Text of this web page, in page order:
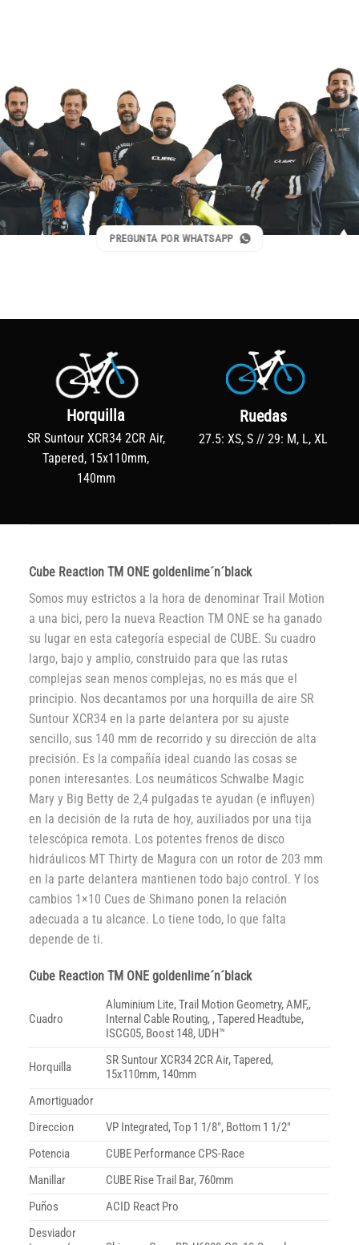
PREGUNTA POR WHATSAPP
Horquilla
SR Suntour XCR34 2CR Air,
Tapered, 15x110mm,
140mm
Ruedas
27.5: XS, S // 29: M, L, XL
Cube Reaction TM ONE goldenlime´n´black
Somos muy estrictos a la hora de denominar Trail Motion
a una bici, pero la nueva Reaction TM ONE se ha ganado
su lugar en esta categoría especial de CUBE. Su cuadro
largo, bajo y amplio, construido para que las rutas
complejas sean menos complejas, no es más que el
principio. Nos decantamos por una horquilla de aire SR
Suntour XCR34 en la parte delantera por su ajuste
sencillo, sus 140 mm de recorrido y su dirección de alta
precisión. Es la compañía ideal cuando las cosas se
ponen interesantes. Los neumáticos Schwalbe Magic
Mary y Big Betty de 2,4 pulgadas te ayudan (e influyen)
en la decisión de la ruta de hoy, auxiliados por una tija
telescópica remota. Los potentes frenos de disco
hidráulicos MT Thirty de Magura con un rotor de 203 mm
en la parte delantera mantienen todo bajo control. Y los
cambios 1×10 Cues de Shimano ponen la relación
adecuada a tu alcance. Lo tiene todo, lo que falta
depende de ti.
Cube Reaction TM ONE goldenlime´n´black
Cuadro
Aluminium Lite, Trail Motion Geometry, AMF,,
Internal Cable Routing, , Tapered Headtube,
ISCG05, Boost 148, UDH™
Horquilla
SR Suntour XCR34 2CR Air, Tapered,
15x110mm, 140mm
Amortiguador
Direccion
VP Integrated, Top 1 1/8″, Bottom 1 1/2″
Potencia
CUBE Performance CPS-Race
Manillar
CUBE Rise Trail Bar, 760mm
Puños
ACID React Pro
Desviador